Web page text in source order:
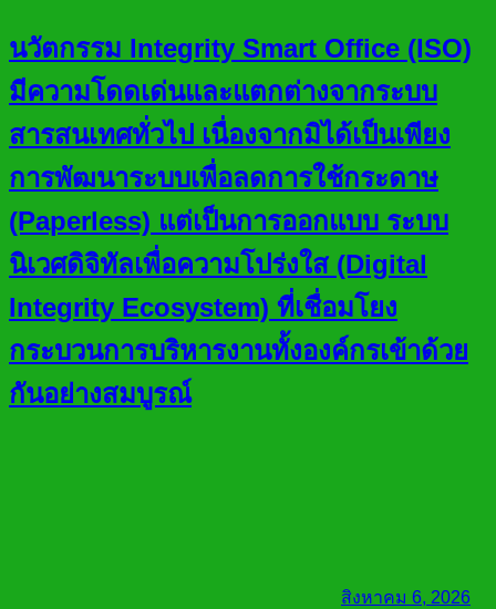
นวัตกรรม Integrity Smart Office (ISO)
มีความโดดเด่นและแตกต่างจากระบบ
สารสนเทศทั่วไป เนื่องจากมิได้เป็นเพียง
การพัฒนาระบบเพื่อลดการใช้กระดาษ
(Paperless) แต่เป็นการออกแบบ ระบบ
นิเวศดิจิทัลเพื่อความโปร่งใส (Digital
Integrity Ecosystem) ที่เชื่อมโยง
กระบวนการบริหารงานทั้งองค์กรเข้าด้วย
กันอย่างสมบูรณ์
สิงหาคม 6, 2026